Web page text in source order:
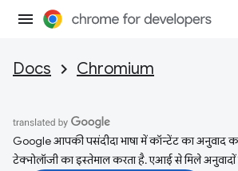
Docs Chromium
Google आपकी पसंदीदा भाषा में कॉन्टेंट का अनुवाद
टेक्नोलॉजी का इस्तेमाल करता है. एआई से मिले